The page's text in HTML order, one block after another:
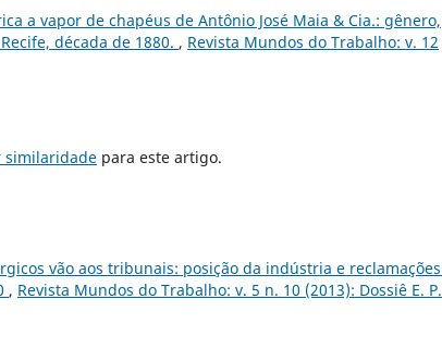
a vapor de chapéus de Antônio José Maia & Cia.: gênero,
década de 1880. , Revista Mundos do Trabalho: v. 12
similaridade para este artigo.
vão aos tribunais: posição da indústria e
, Revista Mundos do Trabalho: v. 5 n. 10 (2013): Dossiê E. P.